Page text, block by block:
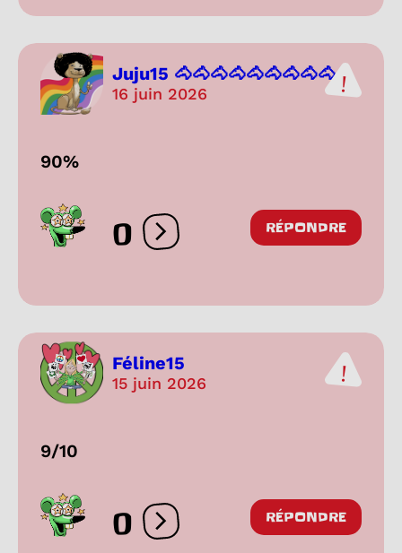
Juju15 🐴🐴🐴🐴🐴🐴🐴🐴🐴...
16 juin 2026
90%
0 Ouvrir les réactions
RÉPONDRE
Féline15
15 juin 2026
9/10
0 Ouvrir les réactions
RÉPONDRE